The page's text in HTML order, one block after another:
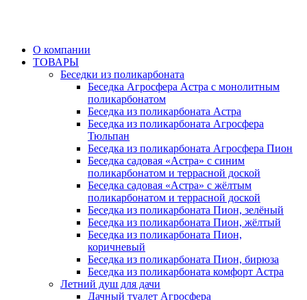
О компании
ТОВАРЫ
Беседки из поликарбоната
Беседка Агросфера Астра с монолитным
поликарбонатом
Беседка из поликарбоната Астра
Беседка из поликарбоната Агросфера
Тюльпан
Беседка из поликарбоната Агросфера Пион
Беседка садовая «Астра» с синим
поликарбонатом и террасной доской
Беседка садовая «Астра» с жёлтым
поликарбонатом и террасной доской
Беседка из поликарбоната Пион, зелёный
Беседка из поликарбоната Пион, жёлтый
Беседка из поликарбоната Пион,
коричневый
Беседка из поликарбоната Пион, бирюза
Беседка из поликарбоната комфорт Астра
Летний душ для дачи
Дачный туалет Агросфера